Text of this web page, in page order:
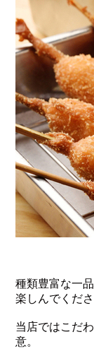
種類豊富な一
楽しんでくださ
当店ではこだ
意。